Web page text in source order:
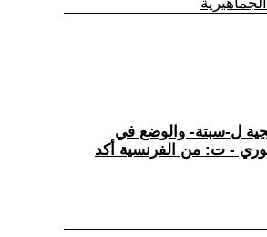
ل-سبتة- والوضع في
- ت: من الفرنسية أكد